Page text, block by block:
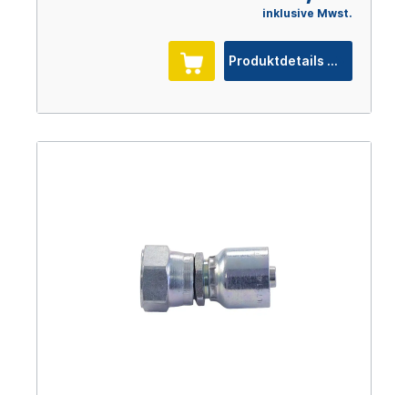
inklusive Mwst.
Produktdetails